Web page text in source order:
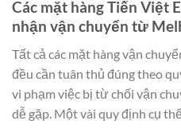
Các mặt hàng Tiến Việt
nhận vận chuyển từ
Tất cả các mặt hàng vận
đều cần tuân thủ đúng theo
vi phạm việc bị từ chối vận
dễ gặp. Một vài quy định cụ